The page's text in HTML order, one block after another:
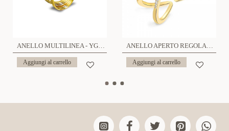
ANELLO MULTILINEA - YG23304E319
Aggiungi al carrello
ANELLO APERTO REGOLABILE INCROCIATO CON ZIRCONE - YC25544B388
Aggiungi al carrello